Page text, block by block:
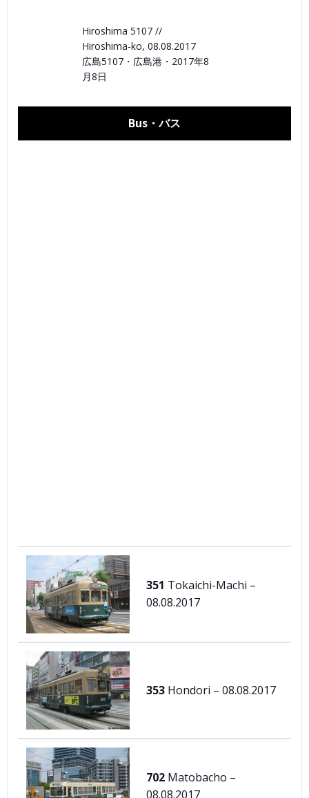
Hiroshima 5107 //
Hiroshima-ko, 08.08.2017
広島5107・広島港・2017年8
月8日
Bus・バス
351 Tokaichi-Machi –
08.08.2017
353 Hondori – 08.08.2017
702 Matobacho –
08.08.2017